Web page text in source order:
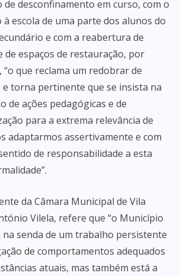
de desconfinamento em curso, com o
à escola de uma parte dos alunos do
e com a reabertura de
de espaços de restauração, por
“o que reclama um redobrar de
e torna pertinente que se insista na
de ações pedagógicas e de
para a extrema relevância de
adaptarmos assertivamente e com
de responsabilidade a esta
da Câmara Municipal de Vila
Vilela, refere que “o Município
senda de um trabalho persistente
de comportamentos adequados
atuais, mas também está a